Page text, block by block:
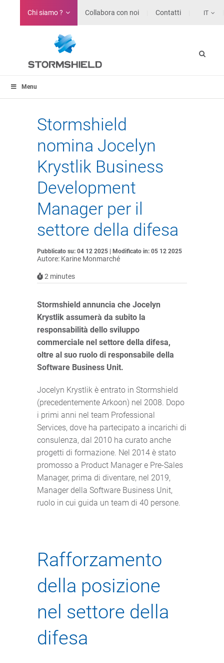
Chi siamo ? Collabora con noi Contatti IT
Menu
Stormshield
nomina Jocelyn
Krystlik Business
Development
Manager per il
settore della difesa
Pubblicato su: 04 12 2025 | Modificato in: 05 12 2025
Autore: Karine Monmarché
2 minutes
Stormshield annuncia che Jocelyn
Krystlik assumerà da subito la
responsabilità dello sviluppo
commerciale nel settore della difesa,
oltre al suo ruolo di responsabile della
Software Business Unit.
Jocelyn Krystlik è entrato in Stormshield
(precedentemente Arkoon) nel 2008. Dopo
i primi anni nel team Professional
Services, dove ha partecipato a incarichi di
consulenza, dal 2010 ha curato anche
progetti di formazione. Nel 2014 è stato
promosso a Product Manager e Pre-Sales
Manager, prima di diventare, nel 2019,
Manager della Software Business Unit,
ruolo in cui guida un team di 40 persone.
Rafforzamento
della posizione
nel settore della
difesa